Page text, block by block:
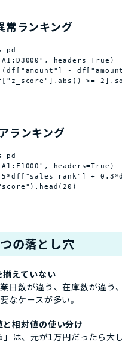
ランキング
pd
headers=True)
-
>=
ランキング
pd
headers=True)
+
の落とし穴
えていない
日数が違う、在庫数が違
なケースが多い。
相対値の使い分け
は、元が1万円だったら大